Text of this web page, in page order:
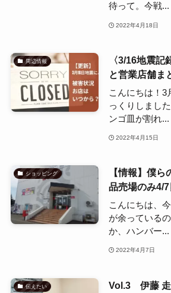
待って。今戦...
2022年4月18日
周辺情報
〈3/16地震
と営業店舗ま
こんにちは！3
っくりしまし
ンゴ皿が割れ...
2022年4月15日
ショッピング
【情報】僕
品売場のみ4/
こんにちは、
が余っている
か、ハンバー...
2022年4月7日
伝えたい
Vol.3 伊藤